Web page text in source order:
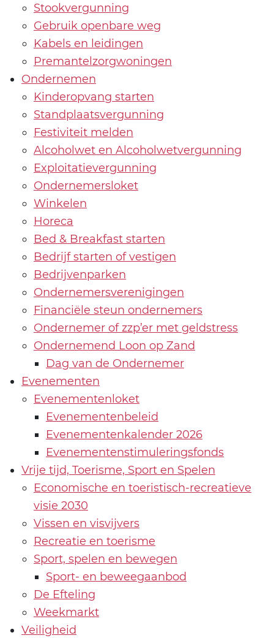
Stookvergunning
Gebruik openbare weg
Kabels en leidingen
Premantelzorgwoningen
Ondernemen
Kinderopvang starten
Standplaatsvergunning
Festiviteit melden
Alcoholwet en Alcoholwetvergunning
Exploitatievergunning
Ondernemersloket
Winkelen
Horeca
Bed & Breakfast starten
Bedrijf starten of vestigen
Bedrijvenparken
Ondernemersverenigingen
Financiële steun ondernemers
Ondernemer of zzp’er met geldstress
Ondernemend Loon op Zand
Dag van de Ondernemer
Evenementen
Evenementenloket
Evenementenbeleid
Evenementenkalender 2026
Evenementenstimuleringsfonds
Vrije tijd, Toerisme, Sport en Spelen
Economische en toeristisch-recreatieve
visie 2030
Vissen en visvijvers
Recreatie en toerisme
Sport, spelen en bewegen
Sport- en beweegaanbod
De Efteling
Weekmarkt
Veiligheid